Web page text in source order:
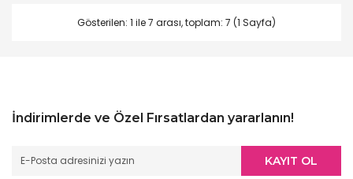
Gösterilen: 1 ile 7 arası, toplam: 7 (1 Sayfa)
İndirimlerde ve Özel Fırsatlardan yararlanın!
KAYIT OL